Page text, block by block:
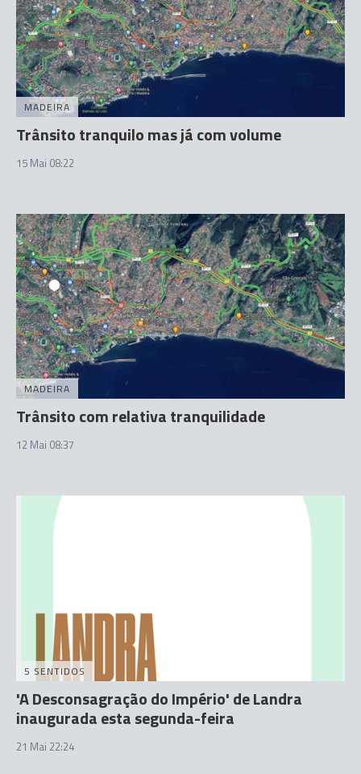
MADEIRA
Trânsito tranquilo mas já com volume
15 Mai 08:22
MADEIRA
Trânsito com relativa tranquilidade
12 Mai 08:37
5 SENTIDOS
'A Desconsagração do Império' de Landra
inaugurada esta segunda-feira
21 Mai 22:24